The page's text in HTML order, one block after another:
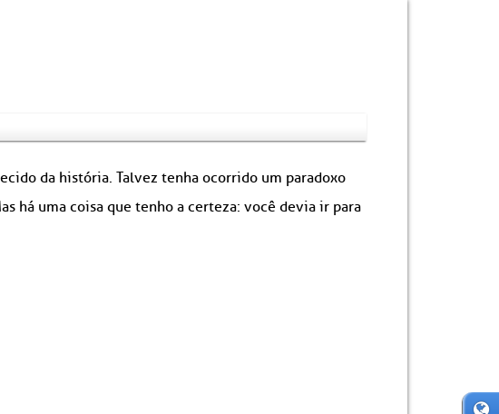
da história. Talvez tenha ocorrido um paradoxo
há uma coisa que tenho a certeza: você devia ir para